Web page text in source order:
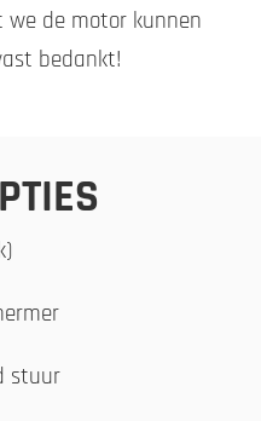
we de motor kunnen
bedankt!
stuur